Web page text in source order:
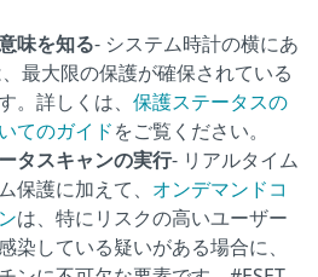
味を知る- システム時計の横にあ
最大限の保護が確保されている
。詳しくは、 保護ステータスの
てのガイドをご覧ください。
タスキャンの実行- リアルタイム
保護に加えて、 オンデマンドコ
は、特にリスクの高いユーザー
染している疑いがある場合に、